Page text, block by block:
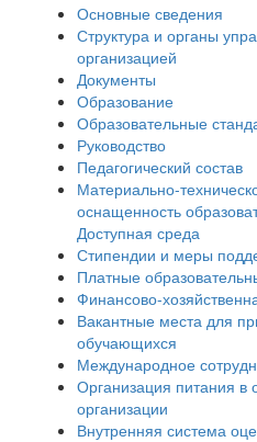
Основные сведения
Структура и органы
организацией
Документы
Образование
Образовательные
Руководство
Педагогический состав
Материально-
оснащенность
Доступная среда
Стипендии и меры
Платные
Финансово-
Вакантные места для
обучающихся
Международное
Организация питания в
организации
Внутренняя система